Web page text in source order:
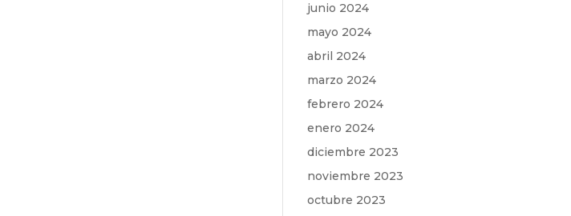
junio 2024
mayo 2024
abril 2024
marzo 2024
febrero 2024
enero 2024
diciembre 2023
noviembre 2023
octubre 2023